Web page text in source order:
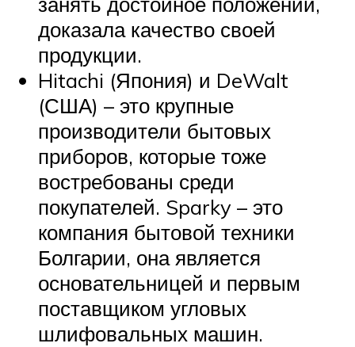
доказала качество своей
продукции.
Hitachi (Япония) и DeWalt
(США) – это крупные
производители бытовых
приборов, которые тоже
востребованы среди
покупателей. Sparky – это
компания бытовой техники
Болгарии, она является
основательницей и первым
поставщиком угловых
шлифовальных машин.